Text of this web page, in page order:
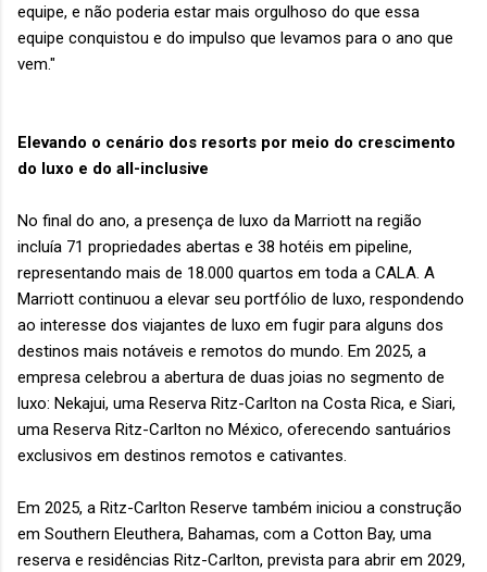
equipe, e não poderia estar mais orgulhoso do que essa
equipe conquistou e do impulso que levamos para o ano que
vem."
Elevando o cenário dos resorts por meio do crescimento
do luxo e do all-inclusive
No final do ano, a presença de luxo da Marriott na região
incluía 71 propriedades abertas e 38 hotéis em pipeline,
representando mais de 18.000 quartos em toda a CALA. A
Marriott continuou a elevar seu portfólio de luxo, respondendo
ao interesse dos viajantes de luxo em fugir para alguns dos
destinos mais notáveis e remotos do mundo. Em 2025, a
empresa celebrou a abertura de duas joias no segmento de
luxo: Nekajui, uma Reserva Ritz-Carlton na Costa Rica, e Siari,
uma Reserva Ritz-Carlton no México, oferecendo santuários
exclusivos em destinos remotos e cativantes.
Em 2025, a Ritz-Carlton Reserve também iniciou a construção
em Southern Eleuthera, Bahamas, com a Cotton Bay, uma
reserva e residências Ritz-Carlton, prevista para abrir em 2029,